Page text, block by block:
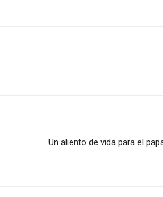
Un aliento de vida para el